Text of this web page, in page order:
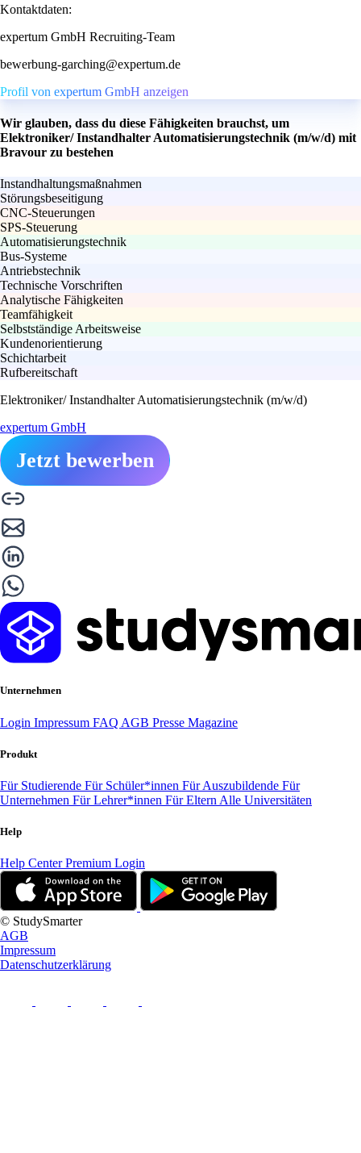
Kontaktdaten:
expertum GmbH Recruiting-Team
bewerbung-garching@expertum.de
Profil von expertum GmbH anzeigen
Wir glauben, dass du diese Fähigkeiten brauchst, um
Elektroniker/ Instandhalter Automatisierungstechnik (m/w/d) mit
Bravour zu bestehen
Instandhaltungsmaßnahmen
Störungsbeseitigung
CNC-Steuerungen
SPS-Steuerung
Automatisierungstechnik
Bus-Systeme
Antriebstechnik
Technische Vorschriften
Analytische Fähigkeiten
Teamfähigkeit
Selbstständige Arbeitsweise
Kundenorientierung
Schichtarbeit
Rufbereitschaft
Elektroniker/ Instandhalter Automatisierungstechnik (m/w/d)
expertum GmbH
Jetzt bewerben
Unternehmen
Login Impressum FAQ AGB Presse Magazine
Produkt
Für Studierende Für Schüler*innen Für Auszubildende Für
Unternehmen Für Lehrer*innen Für Eltern Alle Universitäten
Help
Help CenterPremium Login
© StudySmarter
AGB
Impressum
Datenschutzerklärung